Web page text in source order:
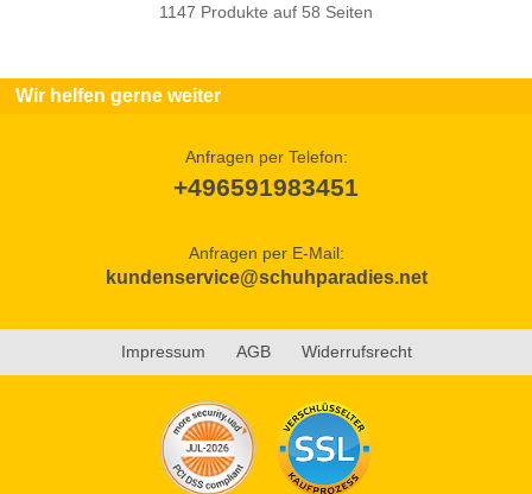
1147 Produkte auf 58 Seiten
Wir helfen gerne weiter
Anfragen per Telefon:
+496591983451
Anfragen per E-Mail:
kundenservice@schuhparadies.net
Impressum AGB Widerrufsrecht